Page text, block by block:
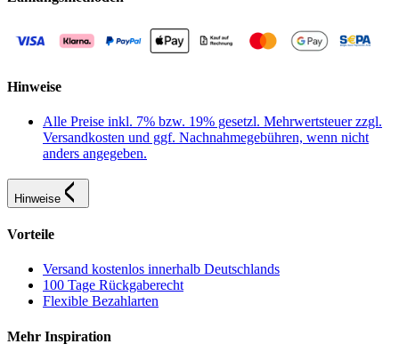
Hinweise
Alle Preise inkl. 7% bzw. 19% gesetzl. Mehrwertsteuer zzgl.
Versandkosten und ggf. Nachnahmegebühren, wenn nicht
anders angegeben.
Hinweise
Vorteile
Versand kostenlos innerhalb Deutschlands
100 Tage Rückgaberecht
Flexible Bezahlarten
Mehr Inspiration